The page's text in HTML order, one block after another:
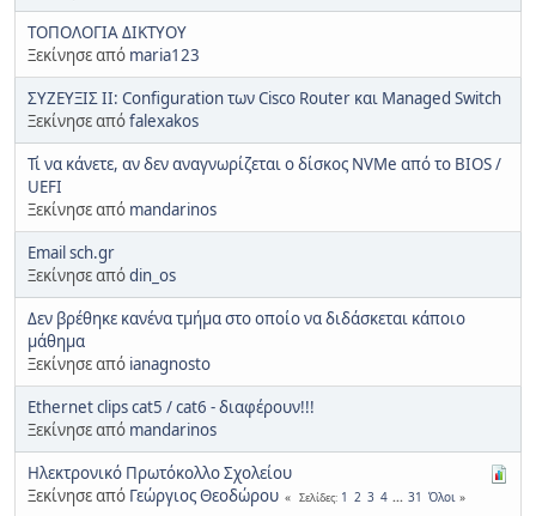
ΤΟΠΟΛΟΓΙΑ ΔΙΚΤΥΟΥ
Ξεκίνησε από maria123
ΣΥΖΕΥΞΙΣ ΙΙ: Configuration των Cisco Router και Managed Switch
Ξεκίνησε απόfalexakos
Τί να κάνετε, αν δεν αναγνωρίζεται ο δίσκος NVMe από το BIOS /
UEFI
Ξεκίνησε από mandarinos
Email sch.gr
Ξεκίνησε απόdin_os
Δεν βρέθηκε κανένα τμήμα στο οποίο να διδάσκεται κάποιο
μάθημα
Ξεκίνησε από ianagnosto
Ethernet clips cat5 / cat6 - διαφέρουν!!!
Ξεκίνησε από mandarinos
Ηλεκτρονικό Πρωτόκολλο Σχολείου
Ξεκίνησε από Γεώργιος Θεοδώρου Σελίδες 1 2 3 4 ... 31 Όλοι